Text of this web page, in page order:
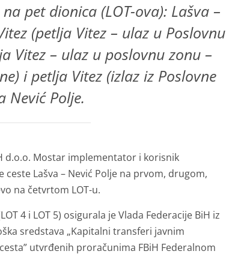
pet dionica (LOT-ova): Lašva –
(petlja Vitez – ulaz u Poslovnu
Vitez – ulaz u poslovnu zonu –
i petlja Vitez (izlaz iz Poslovne
Nević Polje.
d.o.o. Mostar implementator i korisnik
Lašva – Nević Polje na prvom, drugom,
na četvrtom LOT-u.
4 i LOT 5) osigurala je Vlada Federacije BiH iz
sredstava „Kapitalni transferi javnim
utvrđenih proračunima FBiH Federalnom